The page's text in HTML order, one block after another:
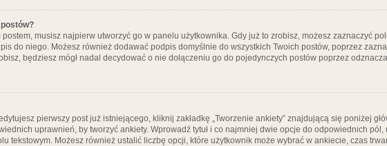
musisz najpierw utworzyć go w panelu użytkownika. Gdy już to zrobisz, możesz zaznaczyć
do niego. Możesz również dodawać podpis domyślnie do wszystkich Twoich postów, poprzez
będziesz mógł nadal decydować o nie dołączeniu go do pojedynczych postów poprzez
pierwszy post już istniejącego, kliknij zakładkę „Tworzenie ankiety” znajdującą się poniżej
uprawnień, by tworzyć ankiety. Wprowadź tytuł i co najmniej dwie opcje do odpowiednich
tekstowym. Możesz również ustalić liczbę opcji, które użytkownik może wybrać w ankiecie, czas